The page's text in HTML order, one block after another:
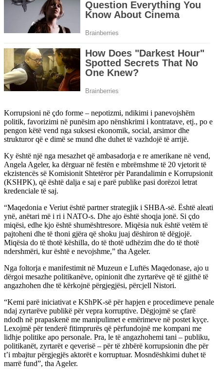
Korrupsioni në çdo forme – nepotizmi, ndikimi i panevojshëm
politik, favorizimi në punësim apo nënshkrimi i kontratave, etj., po e
pengon këtë vend nga suksesi ekonomik, social, arsimor dhe
strukturor që e dimë se mund dhe duhet të vazhdojë të arrijë.
Ky është një nga mesazhet që ambasadorja e re amerikane në vend,
Angela Ageler, ka dërguar në festën e mbrëmshme të 20 vjetorit të
ekzistencës së Komisionit Shtetëror për Parandalimin e Korrupsionit
(KSHPK), që është dalja e saj e parë publike pasi dorëzoi letrat
kredenciale të saj.
“Maqedonia e Veriut është partner strategjik i SHBA-së. Është aleati
ynë, anëtari më i ri i NATO-s. Dhe ajo është shoqja jonë. Si çdo
miqësi, edhe kjo është shumështresore. Miqësia nuk është vetëm të
pajtoheni dhe të thoni gjëra që shoku juaj dëshiron të dëgjojë.
Miqësia do të thotë këshilla, do të thotë udhëzim dhe do të thotë
ndershmëri, kur është e nevojshme,” tha Ageler.
Nga foltorja e manifestimit në Muzeun e Luftës Maqedonase, ajo u
dërgoi mesazhe politikanëve, opinionit dhe zyrtarëve që të gjithë të
angazhohen dhe të kërkojnë përgjegjësi, përcjell Nistori.
“Kemi parë iniciativat e KShPK-së për hapjen e procedimeve penale
ndaj zyrtarëve publikë për vepra korruptive. Dëgjojmë se çfarë
ndodh në prapaskenë me manipulimet e emërimeve në postet kyçe.
Lexojmë për tenderë fitimprurës që përfundojnë me kompani me
lidhje politike apo personale. Pra, le të angazhohemi tani – publiku,
politikanët, zyrtarët e qeverisë – për të zhbërë korrupsionin dhe për
t’i mbajtur përgjegjës aktorët e korruptuar. Mosndëshkimi duhet të
marrë fund”, tha Ageler.